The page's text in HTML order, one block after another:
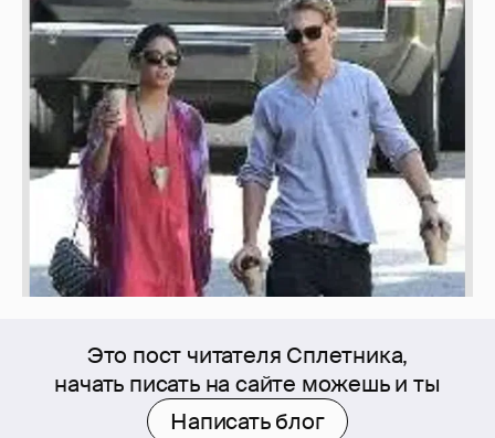
Это пост читателя Сплетника,
начать писать на сайте можешь и ты
Написать блог